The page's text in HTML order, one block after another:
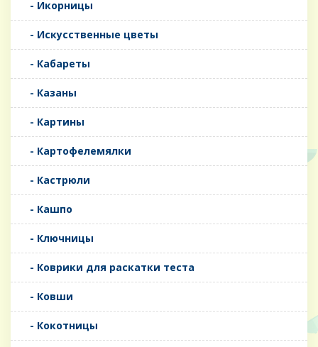
- Икорницы
- Искусственные цветы
- Кабареты
- Казаны
- Картины
- Картофелемялки
- Кастрюли
- Кашпо
- Ключницы
- Коврики для раскатки теста
- Ковши
- Кокотницы